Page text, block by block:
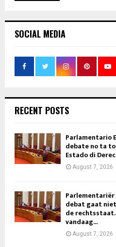
SOCIAL MEDIA
RECENT POSTS
Parlamentario
debate no ta
Estado di
August 7, 2026
Parlementariër
debat gaat
de rechtsstaat.
vandaag...
August 7, 2026